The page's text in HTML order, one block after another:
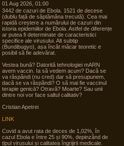
01 Aug 2026, 01:00
3442 de cazuri de Ebola. 1521 de decese
(dublu față de săptămâna trecută). Cea mai
rapidă creștere a numărului de cazuri din
istoria epidemiilor de Ebola. Astfel de diferențe
ar putea fi determinate de caracteristici
specifice ale virusului. Alt subtip
(Bundibugyo), așa încât măcar teoretic e
posibil să fie adevărat.
Vestea bună? Datorită tehnologiei mARN
avem vaccin. Ia să vedem acum? Dacă se
va răspândi (nu cred) dar să presupunem,
dacă se va răspândi? O să mai fie vaccinul
terapie genicā? Otravă? Moarte? Sau unii
dintre noi vor face saltul calitativ?
Cristian Apetrei
LINK
Covid a avut rata de deces de 1,02%, în
cazul Ebola e între 25 și 90%, depinzând de
tipul virusului și calitatea îngrijirii medicale.